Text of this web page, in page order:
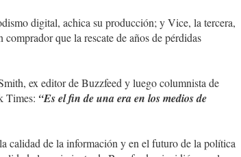
digital, achica su producción; y Vice, la tercera,
comprador que la rescate de años de pérdidas
ex editor de Buzzfeed y luego columnista de
Times: “Es el fin de una era en los medios de
calidad de la información y en el futuro de la política